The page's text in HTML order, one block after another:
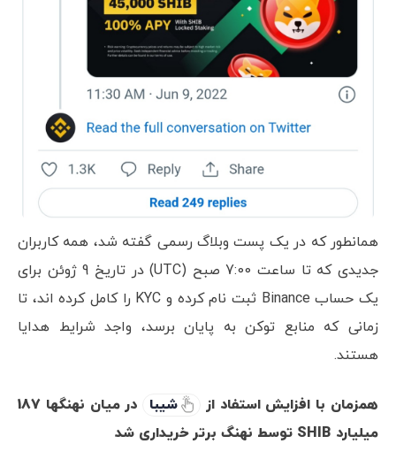
همانطور که در یک پست وبلاگ رسمی گفته شد، همه کاربران
جدیدی که تا ساعت 7:00 صبح (UTC) در تاریخ 9 ژوئن برای
یک حساب Binance ثبت نام کرده و KYC را کامل کرده اند، تا
زمانی که منابع توکن به پایان برسد، واجد شرایط هدایا
هستند.
همزمان با افزایش استفاد از شیبا
در میان نهنگها 187
میلیارد SHIB توسط نهنگ برتر خریداری شد